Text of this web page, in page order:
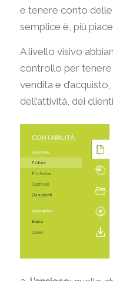
e tenere conto delle
semplice è, più
A livello visivo
controllo per
vendita e
dell’attività, dei